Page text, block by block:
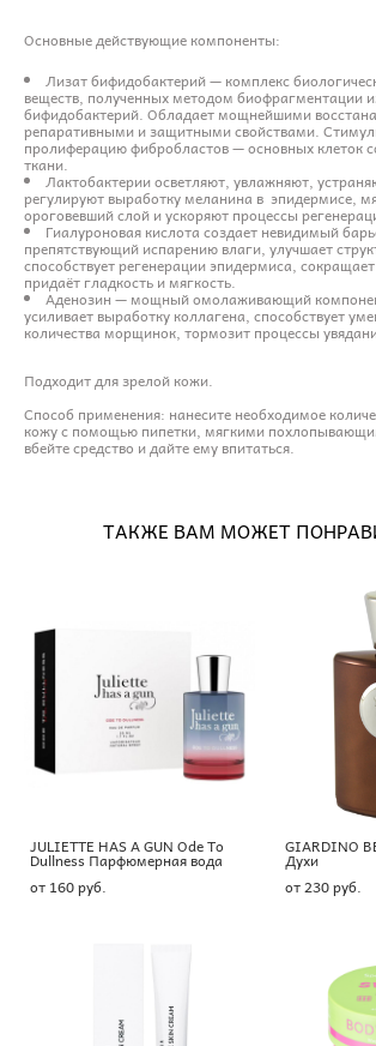
Основные действующие компоненты:
Лизат бифидобактерий — комплекс
веществ, полученных методом биофрагментации
бифидобактерий. Обладает мощнейшими
репаративными и защитными свойствами.
пролиферацию фибробластов — основных клеток
ткани.
Лактобактерии осветляют, увлажняют,
регулируют выработку меланина в эпидермисе,
ороговевший слой и ускоряют процессы
Гиалуроновая кислота создает невидимый
препятствующий испарению влаги, улучшает
способствует регенерации эпидермиса,
придаёт гладкость и мягкость.
Аденозин — мощный омолаживающий
усиливает выработку коллагена, способствует
количества морщинок, тормозит процессы
Подходит для зрелой кожи.
Способ применения: нанесите необходимое
кожу с помощью пипетки, мягкими
вбейте средство и дайте ему впитаться.
ТАКЖЕ ВАМ МОЖЕТ
JULIETTE HAS A GUN Ode To
Dullness Парфюмерная вода
от 160 pуб.
GIARDINO
Духи
от 230 pуб.